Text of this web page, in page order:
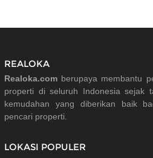
REALOKA
Realoka.com berupaya membantu
properti di seluruh Indonesia sejak
kemudahan yang diberikan baik
pencari properti.
LOKASI POPULER